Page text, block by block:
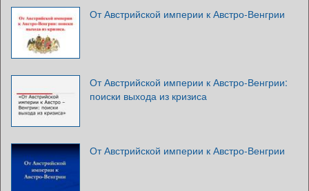
От Австрийской империи к Австро-Венгрии
От Австрийской империи к Австро-Венгрии:
поиски выхода из кризиса
От Австрийской империи к Австро-Венгрии